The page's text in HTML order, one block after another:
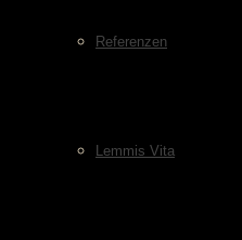
Referenzen
Lemmis Vita